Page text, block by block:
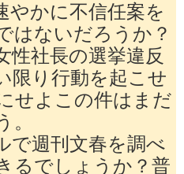
やかに不信任案を
はないだろうか？
性社長の選挙違反
限り行動を起こせ
せよこの件はまだ
。
で週刊文春を調べ
るでしょうか？普